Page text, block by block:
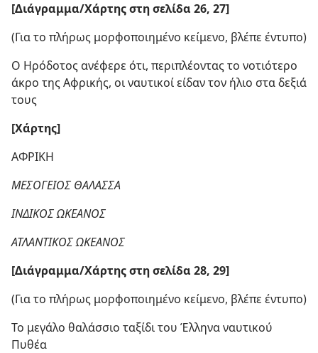
[Διάγραμμα/​Χάρτης στη σελίδα 26, 27]
(Για το πλήρως μορφοποιημένο κείμενο, βλέπε έντυπο)
Ο Ηρόδοτος ανέφερε ότι, περιπλέοντας το νοτιότερο
άκρο της Αφρικής, οι ναυτικοί είδαν τον ήλιο στα δεξιά
τους
[Χάρτης]
ΑΦΡΙΚΗ
ΜΕΣΟΓΕΙΟΣ ΘΑΛΑΣΣΑ
ΙΝΔΙΚΟΣ ΩΚΕΑΝΟΣ
ΑΤΛΑΝΤΙΚΟΣ ΩΚΕΑΝΟΣ
[Διάγραμμα/​Χάρτης στη σελίδα 28, 29]
(Για το πλήρως μορφοποιημένο κείμενο, βλέπε έντυπο)
Το μεγάλο θαλάσσιο ταξίδι του Έλληνα ναυτικού
Πυθέα